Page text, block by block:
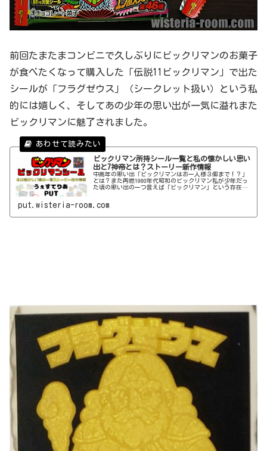
前回たまたまコンビニで久しぶりにビックリマンのお菓子
が食べたくなって購入した「伝説11ビックリマン」で出た
シールが「フラグゼウス」（シークレット扱い）という私
的には嬉しく、そしてあの少年の思い出が一気に溢れまた
ビックリマンに魅了されました。
ビックリマン所持シール一覧と私の懐かしい思い
出と7神帝とは？ストーリー新作情報
中高年の思い出「ビックリマンはお一人様３個まで！？」
とは？また再燃1980年代昭和のビックリマン私が少年だっ
た頃の思い出の一つ言えば「ビックリマン」という存在は
ら数十年…最近のビックリマンはいろんな企業やアニメな
put.wisteria-room.com